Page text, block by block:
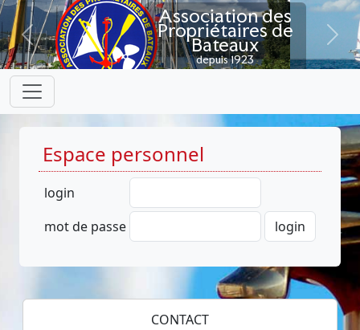
Association des
Propriétaires de
Bateaux
depuis 1923
Previous Next
Espace personnel
login
mot de passe
CONTACT